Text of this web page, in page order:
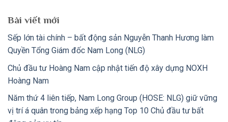
Bài viết mới
Sếp lớn tài chính – bất động sản Nguyễn Thanh Hương làm
Quyền Tổng Giám đốc Nam Long (NLG)
Chủ đầu tư Hoàng Nam cập nhật tiến độ xây dựng NOXH
Hoàng Nam
Năm thứ 4 liên tiếp, Nam Long Group (HOSE: NLG) giữ vững
vị trí á quân trong bảng xếp hạng Top 10 Chủ đầu tư bất